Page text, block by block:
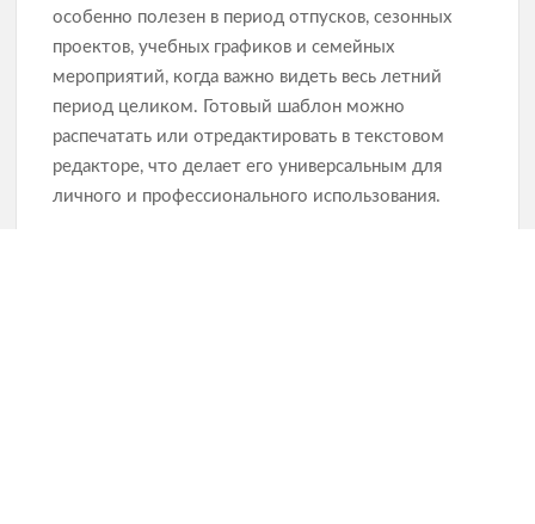
особенно полезен в период отпусков, сезонных
проектов, учебных графиков и семейных
мероприятий, когда важно видеть весь летний
период целиком. Готовый шаблон можно
распечатать или отредактировать в текстовом
редакторе, что делает его универсальным для
личного и профессионального использования.